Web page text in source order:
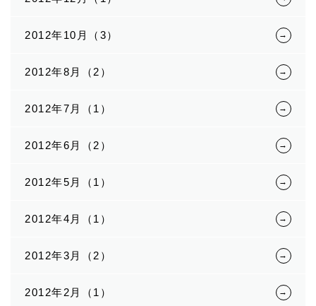
2012年10月（3）
2012年8月（2）
2012年7月（1）
2012年6月（2）
2012年5月（1）
2012年4月（1）
2012年3月（2）
2012年2月（1）